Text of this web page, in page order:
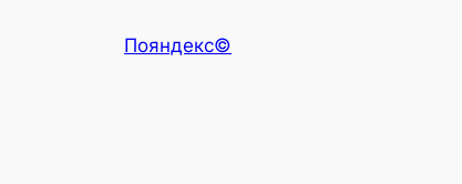
Пояндекс©